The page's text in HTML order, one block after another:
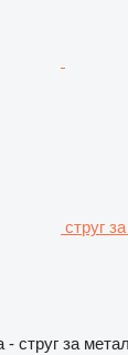
струг
струг за метал